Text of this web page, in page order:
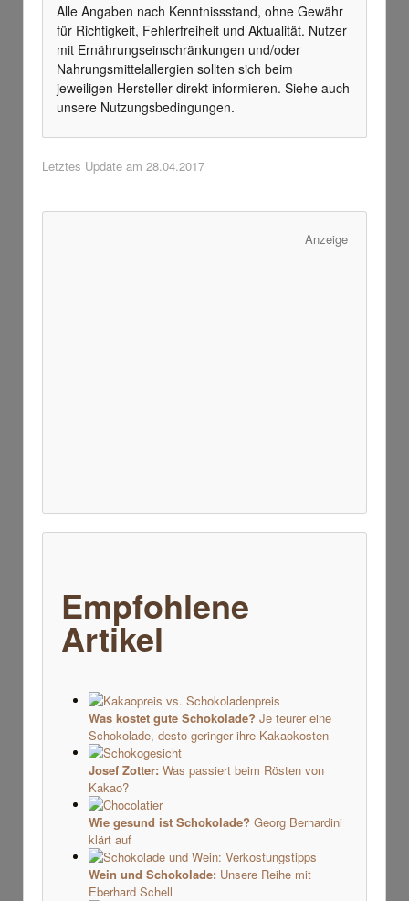
Alle Angaben nach Kenntnissstand, ohne Gewähr
für Richtigkeit, Fehlerfreiheit und Aktualität. Nutzer
mit Ernährungseinschränkungen und/oder
Nahrungsmittelallergien sollten sich beim
jeweiligen Hersteller direkt informieren. Siehe auch
unsere Nutzungsbedingungen.
Letztes Update am 28.04.2017
Anzeige
Empfohlene
Artikel
Was kostet gute Schokolade? Je teurer eine
Schokolade, desto geringer ihre Kakaokosten
Josef Zotter:Was passiert beim Rösten von
Kakao?
Wie gesund ist Schokolade? Georg Bernardini
klärt auf
Wein und Schokolade:Unsere Reihe mit
Eberhard Schell